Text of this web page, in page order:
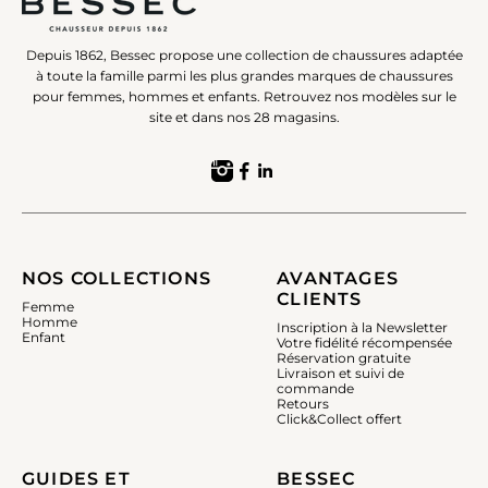
Depuis 1862, Bessec propose une collection de chaussures adaptée
à toute la famille parmi les plus grandes marques de chaussures
pour femmes, hommes et enfants. Retrouvez nos modèles sur le
site et dans nos 28 magasins.
NOS COLLECTIONS
Femme
Homme
Enfant
AVANTAGES
CLIENTS
Inscription à la Newsletter
Votre fidélité récompensée
Réservation gratuite
Livraison et suivi de
commande
Retours
Click&Collect offert
GUIDES ET BESSEC